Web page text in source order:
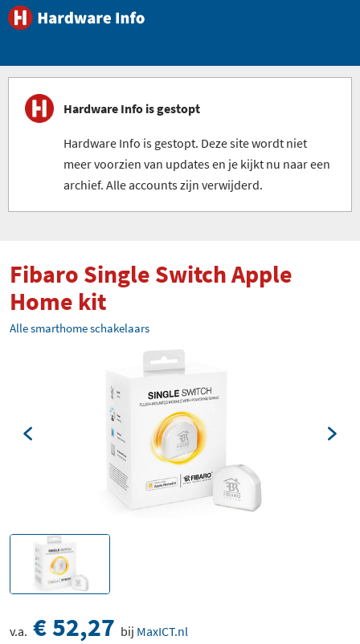
Hardware Info is gestopt
Hardware Info is gestopt. Deze site wordt niet
meer voorzien van updates en je kijkt nu naar een
archief. Alle accounts zijn verwijderd.
Fibaro Single Switch Apple
Home kit
Alle smarthome schakelaars
v.a. € 52,27 bij MaxICT.nl